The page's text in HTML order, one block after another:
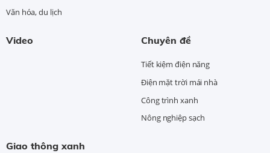
Văn hóa, du lịch
Video Chuyên đề
Tiết kiệm điện năng
Điện mặt trời mái nhà
Công trình xanh
Nông nghiệp sạch
Giao thông xanh